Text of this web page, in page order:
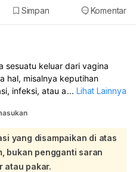
Simpan Komentar
sesuatu keluar dari vagina
hal, misalnya keputihan
infeksi, atau ada
atau keluar cairan
normal dan perlu
Anda periksa ke dokter
supaya diketahui
obat yang tepat.
... Lihat Lainnya
yang disampaikan di atas
bukan pengganti saran
atau pakar.